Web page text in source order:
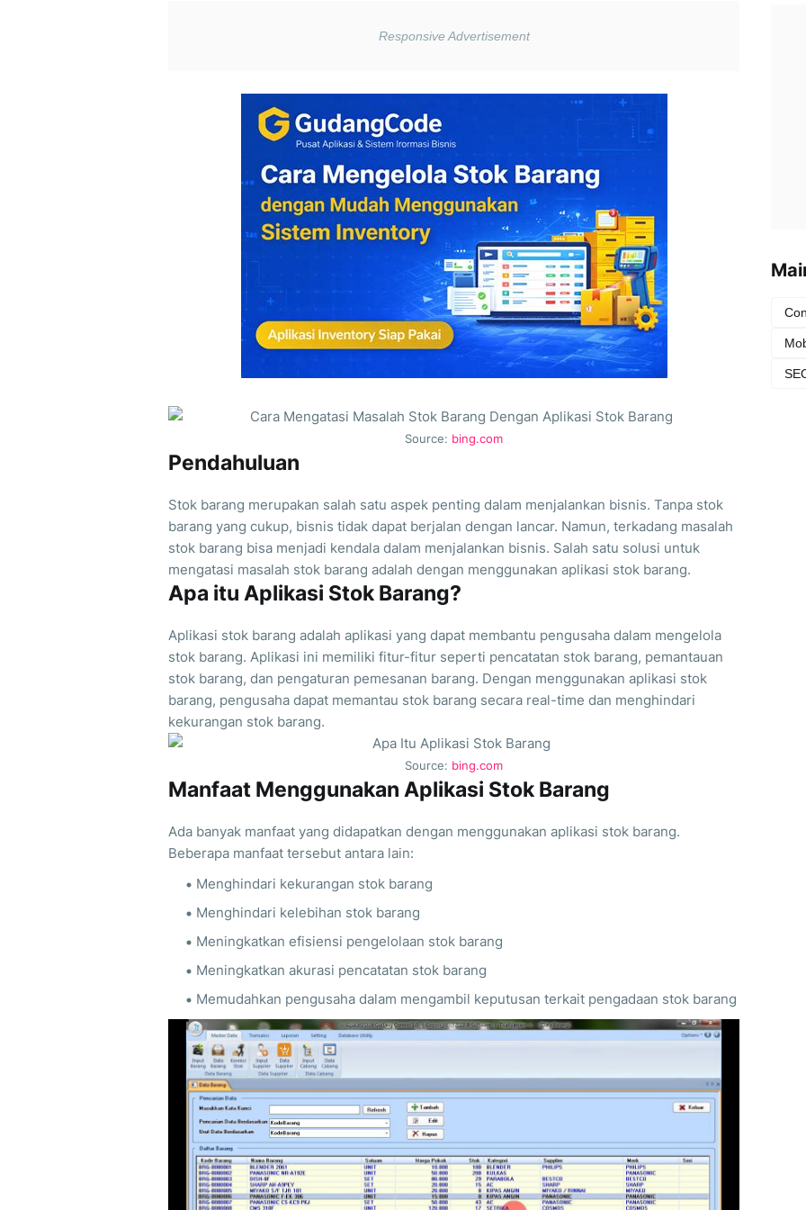
Source: bing.com
Pendahuluan
Stok barang merupakan salah satu aspek penting dalam menjalankan bisnis. Tanpa stok
barang yang cukup, bisnis tidak dapat berjalan dengan lancar. Namun, terkadang masalah
stok barang bisa menjadi kendala dalam menjalankan bisnis. Salah satu solusi untuk
mengatasi masalah stok barang adalah dengan menggunakan aplikasi stok barang.
Apa itu Aplikasi Stok Barang?
Aplikasi stok barang adalah aplikasi yang dapat membantu pengusaha dalam mengelola
stok barang. Aplikasi ini memiliki fitur-fitur seperti pencatatan stok barang, pemantauan
stok barang, dan pengaturan pemesanan barang. Dengan menggunakan aplikasi stok
barang, pengusaha dapat memantau stok barang secara real-time dan menghindari
kekurangan stok barang.
Source: bing.com
Manfaat Menggunakan Aplikasi Stok Barang
Ada banyak manfaat yang didapatkan dengan menggunakan aplikasi stok barang.
Beberapa manfaat tersebut antara lain:
Menghindari kekurangan stok barang
Menghindari kelebihan stok barang
Meningkatkan efisiensi pengelolaan stok barang
Meningkatkan akurasi pencatatan stok barang
Memudahkan pengusaha dalam mengambil keputusan terkait pengadaan stok barang